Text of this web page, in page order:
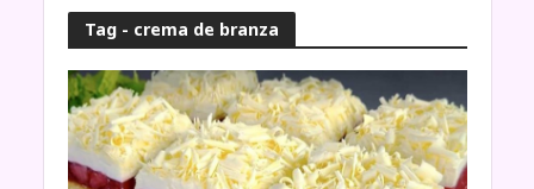
Tag - crema de branza